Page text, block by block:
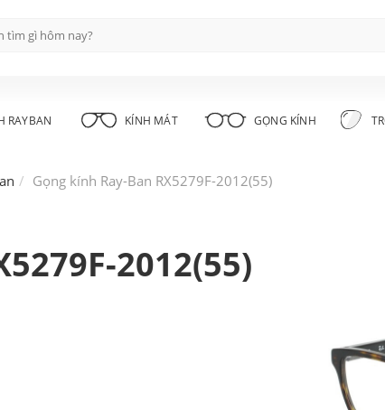
RAYBAN KÍNH MÁT GỌNG KÍNH
Gọng kính Ray-Ban RX5279F-2012(55)
2012(55)